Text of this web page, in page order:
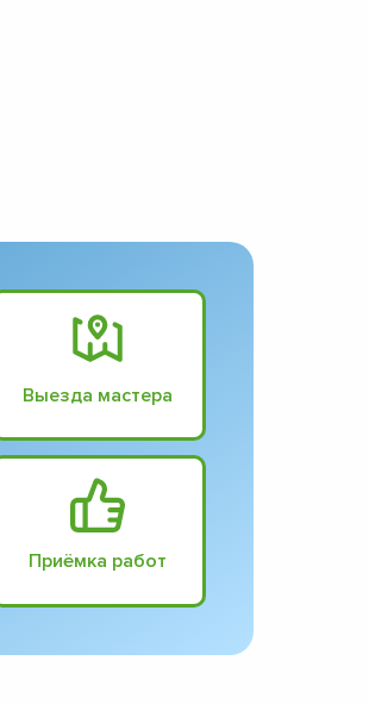
Выезда мастера
Приёмка работ